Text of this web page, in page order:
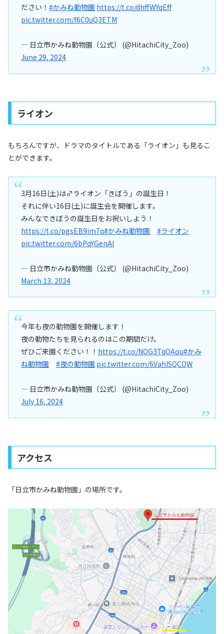
ださい！#かみね動物園 https://t.co/dhffWYqEff
pic.twitter.com/f6C0uQ3ETM
— 日立市かみね動物園〔公式〕 (@HitachiCity_Zoo)
June 29, 2024
ライオン
もちろんですが、ドラマのタイトルである「ライオン」も見るこ
とができます。
3月16日(土)は♂ライオン「きぼう」の誕生日！
それに伴い16日(土)に誕生会を開催します。
みんなできぼうの誕生日をお祝いしよう！
https://t.co/pgsEB9im7q#かみね動物園
#ライオン
pic.twitter.com/6bPqYGenAl
— 日立市かみね動物園〔公式〕 (@HitachiCity_Zoo)
March 13, 2024
今年も夜の動物園を開催します！
夜の動物たちを見られるのはこの期間だけ。
ぜひご来園ください！！ https://t.co/NOG3TqOAou#かみ
ね動物園
#夜の動物園 pic.twitter.com/6VahISQCQW
— 日立市かみね動物園〔公式〕 (@HitachiCity_Zoo)
July 16, 2024
アクセス
「日立市かみね動物園」の場所です。